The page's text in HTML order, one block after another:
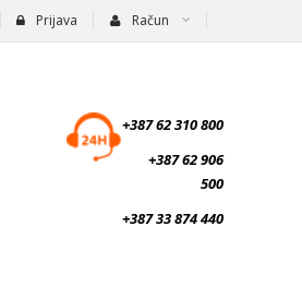
Prijava Račun
+387 62 310 800
+387 62 906
500
+387 33 874 440